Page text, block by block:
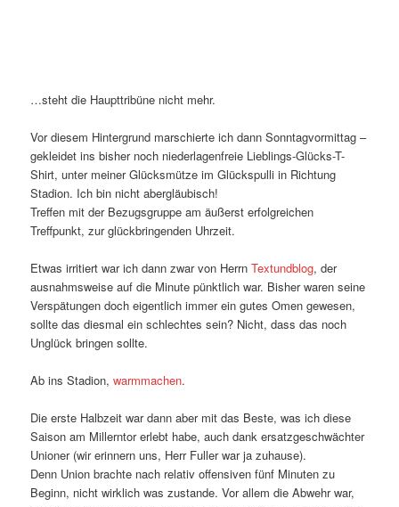
…steht die Haupttribüne nicht mehr.
Vor diesem Hintergrund marschierte ich dann Sonntagvormittag –
gekleidet ins bisher noch niederlagenfreie Lieblings-Glücks-T-
Shirt, unter meiner Glücksmütze im Glückspulli in Richtung
Stadion. Ich bin nicht abergläubisch!
Treffen mit der Bezugsgruppe am äußerst erfolgreichen
Treffpunkt, zur glückbringenden Uhrzeit.
Etwas irritiert war ich dann zwar von HerrnTextundblog, der
ausnahmsweise auf die Minute pünktlich war. Bisher waren seine
Verspätungen doch eigentlich immer ein gutes Omen gewesen,
sollte das diesmal ein schlechtes sein? Nicht, dass das noch
Unglück bringen sollte.
Ab ins Stadion,warmmachen.
Die erste Halbzeit war dann aber mit das Beste, was ich diese
Saison am Millerntor erlebt habe, auch dank ersatzgeschwächter
Unioner (wir erinnern uns, Herr Fuller war ja zuhause).
Denn Union brachte nach relativ offensiven fünf Minuten zu
Beginn, nicht wirklich was zustande. Vor allem die Abwehr war,